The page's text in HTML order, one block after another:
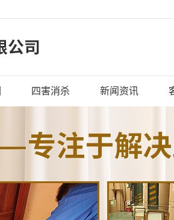
四害消杀 新闻资讯